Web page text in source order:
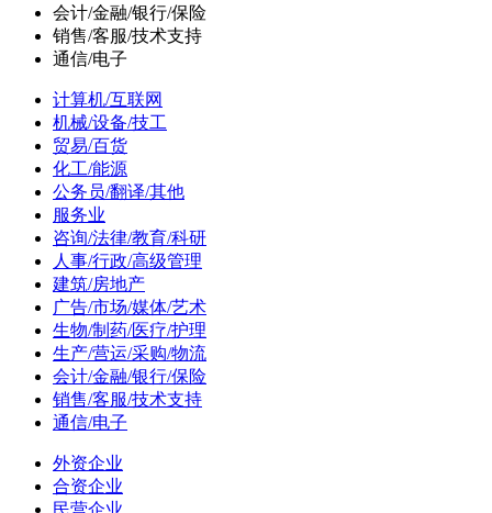
会计/金融/银行/保险
销售/客服/技术支持
通信/电子
计算机/互联网
机械/设备/技工
贸易/百货
化工/能源
公务员/翻译/其他
服务业
咨询/法律/教育/科研
人事/行政/高级管理
建筑/房地产
广告/市场/媒体/艺术
生物/制药/医疗/护理
生产/营运/采购/物流
会计/金融/银行/保险
销售/客服/技术支持
通信/电子
外资企业
合资企业
民营企业